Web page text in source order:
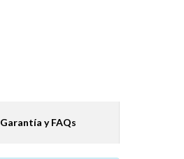
Garantía y FAQs